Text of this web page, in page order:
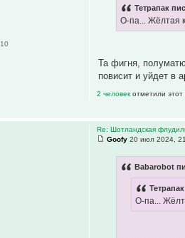
Тетрапак
О-па... Жёлтая
Та фигня,
повисит и уйдет в
2 человекотметили этот
Re: Шотландская
Goofy 20 июл 2024,
Babarobot
О-па...